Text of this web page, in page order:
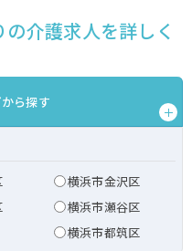
介護求人を詳しく
から探す
横浜市金沢区
横浜市瀬谷区
横浜市都筑区